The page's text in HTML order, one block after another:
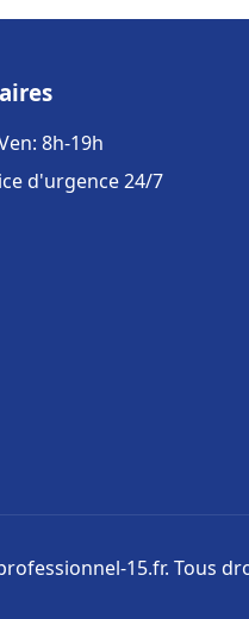
8h-19h
d'urgence 24/7
15.fr. Tous